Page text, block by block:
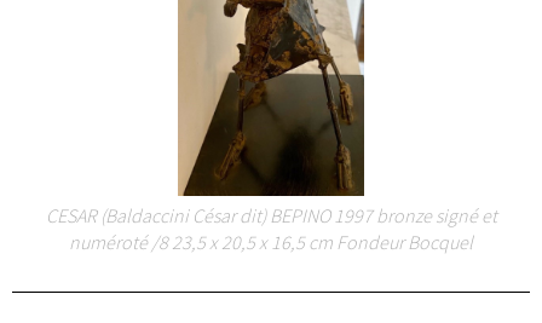
CESAR (Baldaccini César dit) BEPINO 1997 bronze signé et
numéroté /8 23,5 x 20,5 x 16,5 cm Fondeur Bocquel